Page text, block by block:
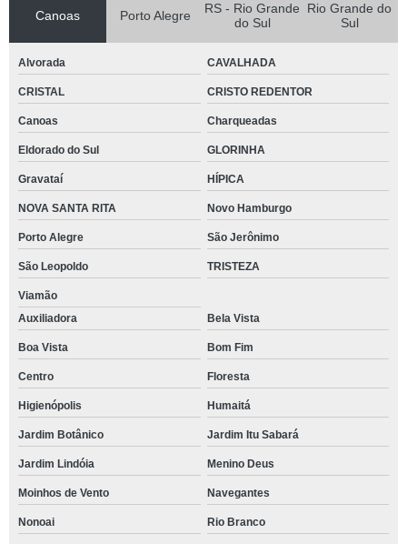
Canoas Porto Alegre
RS - Rio Grande
do Sul
Rio Grande do
Sul
Alvorada CAVALHADA
CRISTAL CRISTO REDENTOR
Canoas Charqueadas
Eldorado do Sul GLORINHA
Gravataí HÍPICA
NOVA SANTA RITA Novo Hamburgo
Porto Alegre São Jerônimo
São Leopoldo TRISTEZA
Viamão
Auxiliadora
Bela Vista
Boa Vista Bom Fim
Centro Floresta
Higienópolis Humaitá
Jardim Botânico Jardim Itu Sabará
Jardim Lindóia Menino Deus
Moinhos de Vento Navegantes
Nonoai Rio Branco